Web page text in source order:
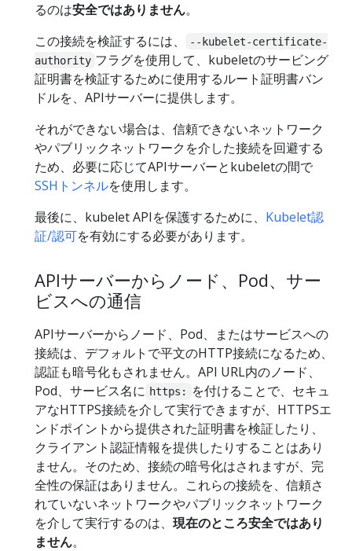
るのは安全ではありません。
この接続を検証するには、
--kubelet-certificate-
authority フラグを使用して、kubeletのサービング
証明書を検証するために使用するルート証明書バン
ドルを、APIサーバーに提供します。
それができない場合は、信頼できないネットワーク
やパブリックネットワークを介した接続を回避する
ため、必要に応じてAPIサーバーとkubeletの間で
SSHトンネルを使用します。
最後に、kubelet APIを保護するために、 Kubelet認
証/認可を有効にする必要があります。
APIサーバーからノード、Pod、サー
ビスへの通信
APIサーバーからノード、Pod、またはサービスへの
接続は、デフォルトで平文のHTTP接続になるため、
認証も暗号化もされません。API URL内のノード、
Pod、サービス名に https:
を付けることで、セキュ
アなHTTPS接続を介して実行できますが、HTTPSエ
ンドポイントから提供された証明書を検証したり、
クライアント認証情報を提供したりすることはあり
ません。そのため、接続の暗号化はされますが、完
全性の保証はありません。これらの接続を、信頼さ
れていないネットワークやパブリックネットワーク
を介して実行するのは、 現在のところ安全ではあり
ません。